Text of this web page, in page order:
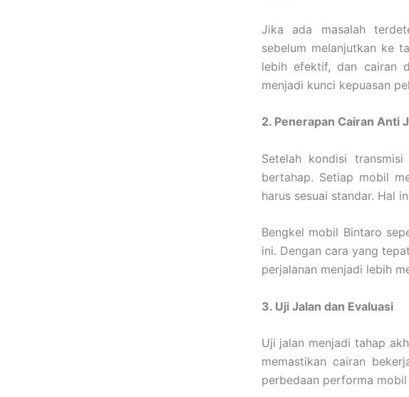
Jika ada masalah
sebelum melanjutkan ke
lebih efektif, dan cairan
menjadi kunci kepuasan
2. Penerapan Cairan Anti
Setelah kondisi
bertahap. Setiap mobil
harus sesuai standar. Hal
Bengkel mobil Bintaro
ini. Dengan cara yang
perjalanan menjadi lebih
3. Uji Jalan dan Evaluasi
Uji jalan menjadi tahap
memastikan cairan
perbedaan performa